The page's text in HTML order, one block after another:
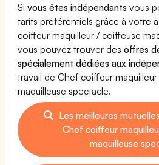
Sivous êtes indépendants vous
tarifs préférentiels grâce à votre
coiffeur maquilleur / coiffeuse
vous pouvez trouver desoffres
spécialement dédiées aux
travail de Chef coiffeur
maquilleuse spectacle.
Les meilleures
Chef coiffeur
maquilleuse